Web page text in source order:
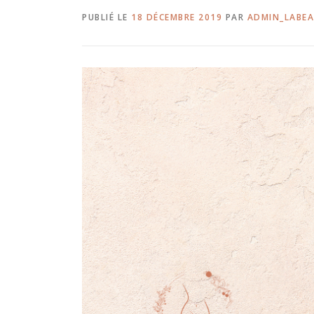
PUBLIÉ LE 18 DÉCEMBRE 2019 PAR